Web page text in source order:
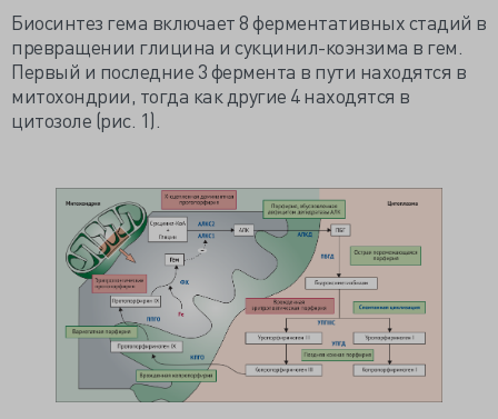
Биосинтез гема включает 8 ферментативных стадий в
превращении глицина и сукцинил-коэнзима в гем.
Первый и последние 3 фермента в пути находятся в
митохондрии, тогда как другие 4 находятся в
цитозоле (рис. 1).